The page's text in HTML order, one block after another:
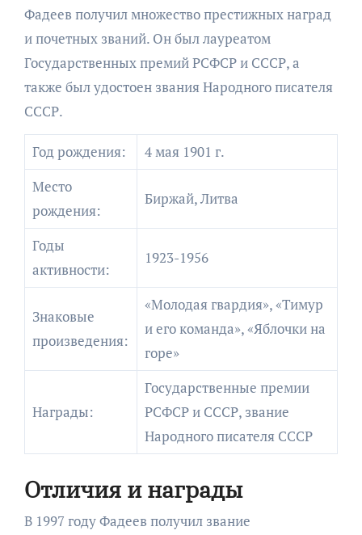
Фадеев получил множество престижных наград
и почетных званий. Он был лауреатом
Государственных премий РСФСР и СССР, а
также был удостоен звания Народного писателя
СССР.
Год рождения:
4 мая 1901 г.
Место
рождения:
Биржай, Литва
Годы
активности:
1923-1956
Знаковые
произведения:
«Молодая гвардия», «Тимур
и его команда», «Яблочки на
горе»
Награды:
Государственные премии
РСФСР и СССР, звание
Народного писателя СССР
Отличия и награды
В 1997 году Фадеев получил звание